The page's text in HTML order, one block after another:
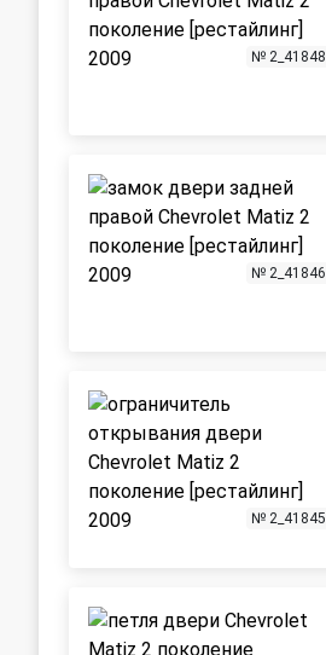
№ 2_41848
№ 2_41846
№ 2_41845